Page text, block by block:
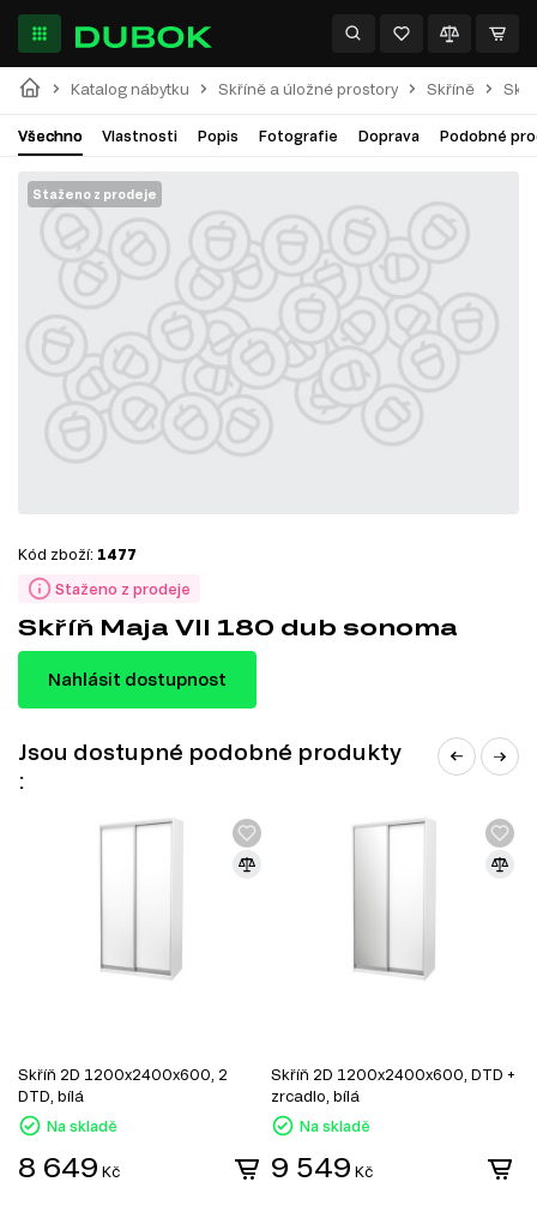
Katalog nábytku Skříně a úložné prostory Skříně
Všechno Vlastnosti Popis Fotografie Doprava Podobné
Staženo z prodeje
Staženo z prodeje
Kód zboží: 1477
Skříň Maja VII 180 dub sonoma
Nahlásit dostupnost
Jsou dostupné podobné produkty
:
Skříň 2D 1200x2400x600, 2
DTD, bílá
Na skladě
8 649 Kč
Skříň 2D 1200x2400x600, DTD +
zrcadlo, bílá
Na skladě
9 549 Kč